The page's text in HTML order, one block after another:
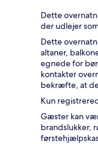
Dette
der udlejer
Dette
altaner,
egnede for
kontakter
bekræfte, at
Kun
Gæster kan
brandslukker,